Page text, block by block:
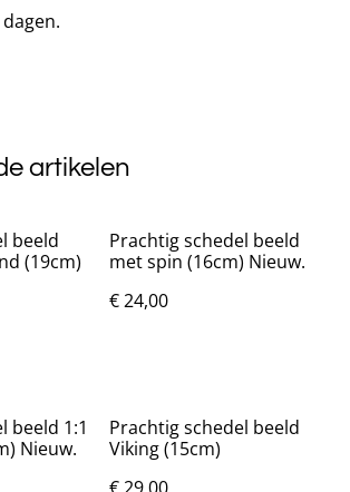
artikelen
beeld
(19cm)
Prachtig schedel beeld
met spin (16cm) Nieuw.
€ 24,00
beeld 1:1
Nieuw.
Prachtig schedel beeld
Viking (15cm)